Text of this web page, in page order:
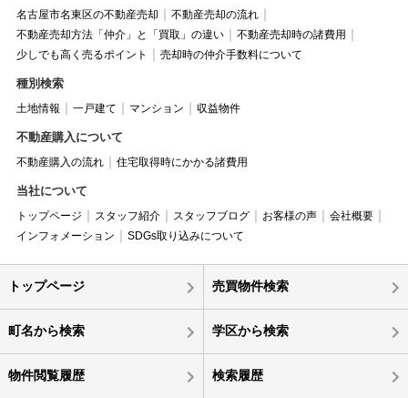
名古屋市名東区の不動産売却
不動産売却の流れ
不動産売却方法「仲介」と「買取」の違い
不動産売却時の諸費用
少しでも高く売るポイント
売却時の仲介手数料について
種別検索
土地情報 一戸建て マンション 収益物件
不動産購入について
不動産購入の流れ 住宅取得時にかかる諸費用
当社について
トップページ スタッフ紹介 スタッフブログ お客様の声
会社概要
インフォメーション
SDGs取り込みについて
トップページ 売買物件検索
町名から検索 学区から検索
物件閲覧履歴 検索履歴